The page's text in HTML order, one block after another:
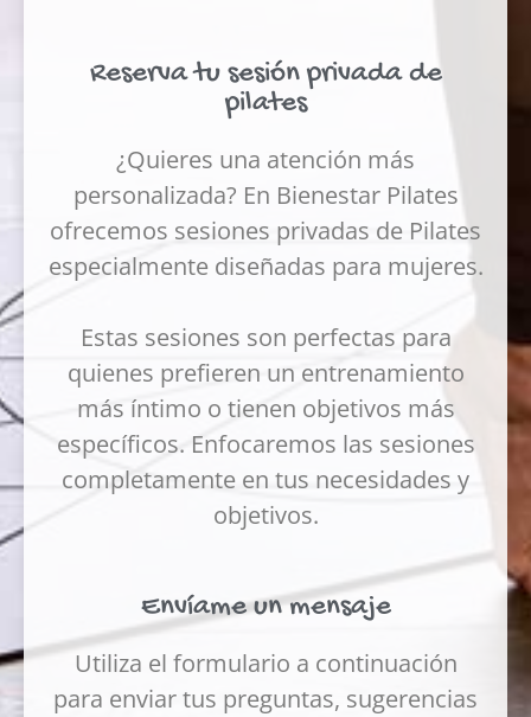
Reserva tu sesión privada de
pilates
¿Quieres una atención más
personalizada? En Bienestar Pilates
ofrecemos sesiones privadas de Pilates
especialmente diseñadas para mujeres.
Estas sesiones son perfectas para
quienes prefieren un entrenamiento
más íntimo o tienen objetivos más
específicos. Enfocaremos las sesiones
completamente en tus necesidades y
objetivos.
Envíame un mensaje
Utiliza el formulario a continuación
para enviar tus preguntas, sugerencias